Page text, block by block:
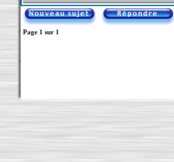
Page 1 sur 1